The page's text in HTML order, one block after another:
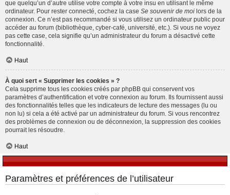
que quelqu’un d’autre utilise votre compte à votre insu en utilisant le même
ordinateur. Pour rester connecté, cochez la case Se souvenir de moi lors de la
connexion. Ce n’est pas recommandé si vous utilisez un ordinateur public pour
accéder au forum (bibliothèque, cyber-café, université, etc.). Si vous ne voyez
pas cette case, cela signifie qu’un administrateur du forum a désactivé cette
fonctionnalité.
Haut
À quoi sert « Supprimer les cookies » ?
Cela supprime tous les cookies créés par phpBB qui conservent vos
paramètres d’authentification et votre connexion au forum. Ils fournissent aussi
des fonctionnalités telles que les indicateurs de lecture des messages (lu ou
non lu) si cela a été activé par un administrateur du forum. Si vous rencontrez
des problèmes de connexion ou de déconnexion, la suppression des cookies
pourrait les résoudre.
Haut
Paramètres et préférences de l’utilisateur